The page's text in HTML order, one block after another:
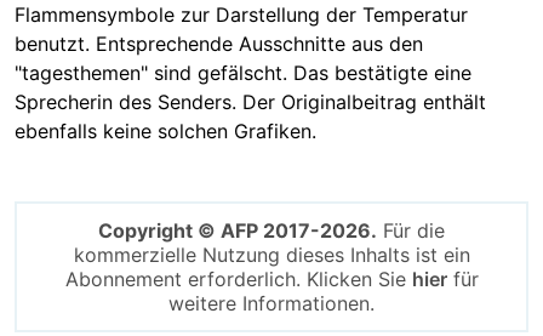
Flammensymbole zur Darstellung der Temperatur
benutzt. Entsprechende Ausschnitte aus den
"tagesthemen" sind gefälscht. Das bestätigte eine
Sprecherin des Senders. Der Originalbeitrag enthält
ebenfalls keine solchen Grafiken.
Copyright © AFP 2017-2026. Für die
kommerzielle Nutzung dieses Inhalts ist ein
Abonnement erforderlich. Klicken Sie hierfür
weitere Informationen.